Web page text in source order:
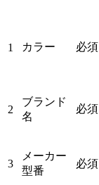
1 カラー 必須
2
ブランド
名
必須
3
メーカー
型番
必須